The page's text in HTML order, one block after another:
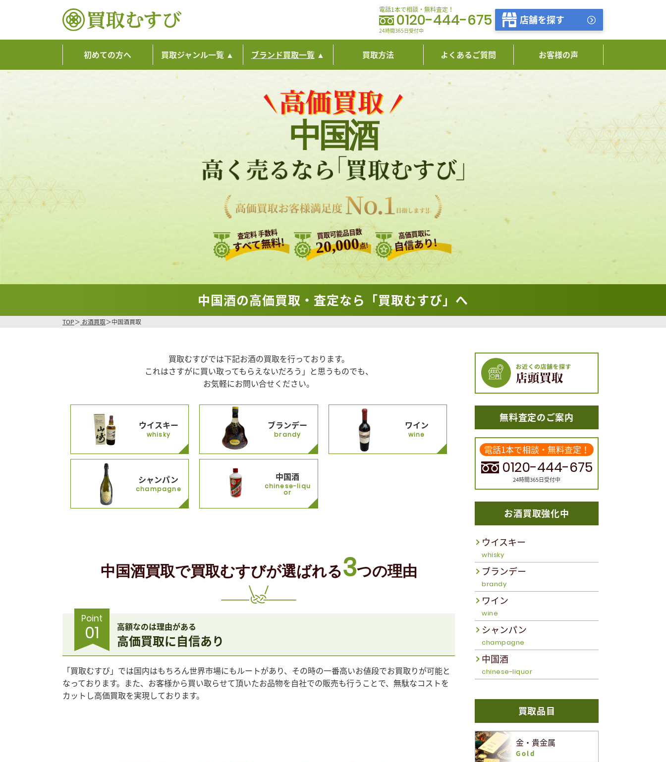
電話1本で相談・無料査定！
0120-444-675
24時間365日受付中
店舗を探す
初めての方へ 買取ジャンル一覧 ブランド買取一覧 買取方法 よくあるご質問 お客様の声
中国酒
査定料 手数料
すべて無料!
買取可能品目数
20,000点!
高価買取に
自信あり!
中国酒の高価買取・査定なら「買取むすび」へ
TOP お酒買取 中国酒買取
買取むすびでは下記お酒の買取を行っております。
これはさすがに買い取ってもらえないだろう」と思うものでも、
お気軽にお問い合せください。
ウイスキー
whisky
ブランデー
brandy
ワイン
wine
シャンパン
champagne
中国酒
chinese-liqu
or
中国酒買取で買取むすびが選ばれる3つの理由
Point
01 高額なのは理由がある
高価買取に自信あり
「買取むすび」では国内はもちろん世界市場にもルートがあり、その時の一番高いお値段でお買取りが可能と
なっております。また、お客様から買い取らせて頂いたお品物を自社での販売も行うことで、無駄なコストを
カットし高価買取を実現しております。
無料査定のご案内
電話1本で相談・無料査定！
0120-444-675
24時間365日受付中
お酒買取強化中
ウイスキー
whisky
ブランデー
brandy
ワイン
wine
シャンパン
champagne
中国酒
chinese-liquor
買取品目
金・貴金属
Gold